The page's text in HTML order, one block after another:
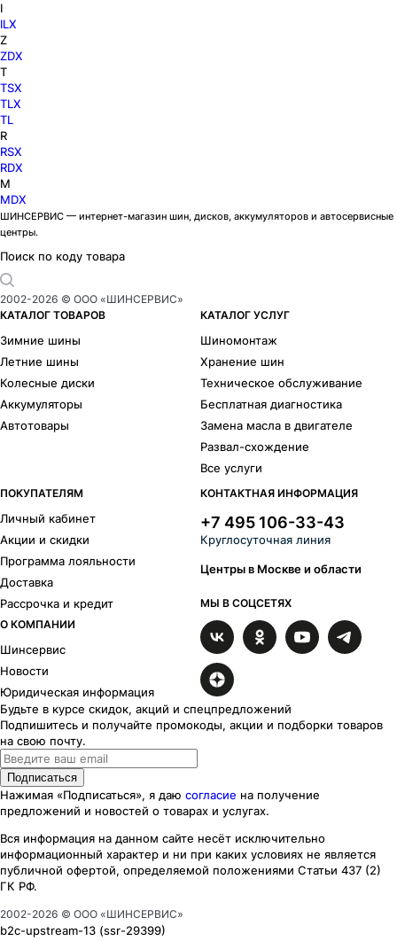
I
ILX
Z
ZDX
T
TSX
TLX
TL
R
RSX
RDX
M
MDX
ШИНСЕРВИС — интернет-магазин шин, дисков, аккумуляторов и автосервисные
центры.
Поиск по коду товара
2002-2026 © ООО «ШИНСЕРВИС»
КАТАЛОГ ТОВАРОВ
Зимние шины
Летние шины
Колесные диски
Аккумуляторы
Автотовары
КАТАЛОГ УСЛУГ
Шиномонтаж
Хранение шин
Техническое обслуживание
Бесплатная диагностика
Замена масла в двигателе
Развал-схождение
Все услуги
ПОКУПАТЕЛЯМ
Личный кабинет
Акции и скидки
Программа лояльности
Доставка
Рассрочка и кредит
О КОМПАНИИ
Шинсервис
Новости
Юридическая информация
КОНТАКТНАЯ ИНФОРМАЦИЯ
+7 495 106-33-43
Круглосуточная линия
Центры в Москве и области
МЫ В СОЦСЕТЯХ
Будьте в курсе скидок, акций и спецпредложений
Подпишитесь и получайте промокоды, акции и подборки товаров
на свою почту.
Подписаться
Нажимая «Подписаться», я даю согласие на получение
предложений и новостей о товарах и услугах.
Вся информация на данном сайте несёт исключительно
информационный характер и ни при каких условиях не является
публичной офертой, определяемой положениями Статьи 437 (2)
ГК РФ.
2002-2026 © ООО «ШИНСЕРВИС»
b2c-upstream-13 (ssr-29399)